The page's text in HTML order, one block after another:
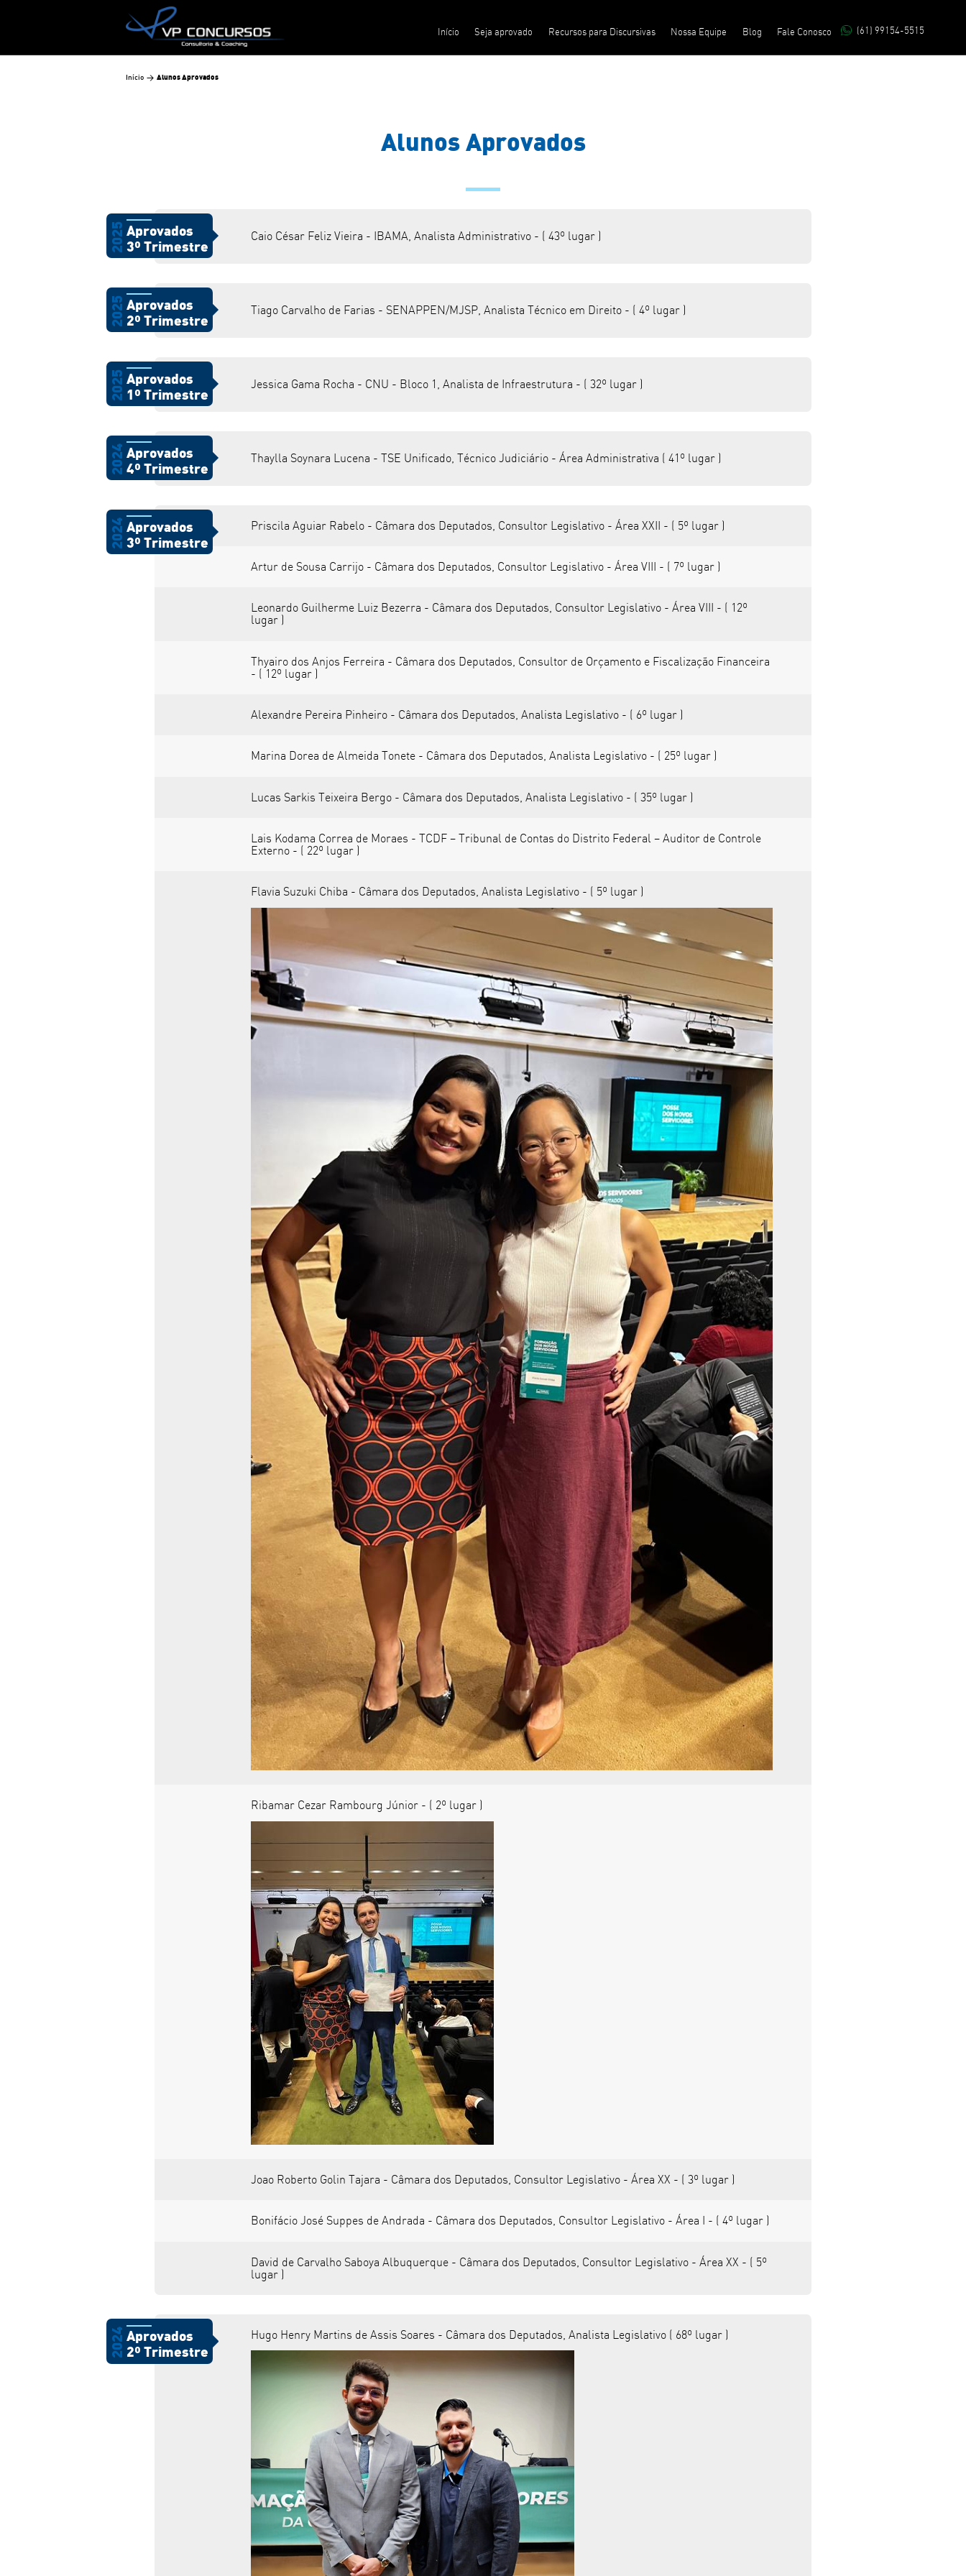
(61) 99154-5515
Início Seja aprovado Recursos para Discursivas Nossa Equipe Blog Fale Conosco
Início > Alunos Aprovados
Alunos Aprovados
2025 Aprovados
3º Trimestre
Caio César Feliz Vieira - IBAMA, Analista Administrativo - ( 43º lugar )
2025 Aprovados
2º Trimestre
Tiago Carvalho de Farias - SENAPPEN/MJSP, Analista Técnico em Direito - ( 4º lugar )
2025 Aprovados
1º Trimestre
Jessica Gama Rocha - CNU - Bloco 1, Analista de Infraestrutura - ( 32º lugar )
2024 Aprovados
4º Trimestre
Thaylla Soynara Lucena - TSE Unificado, Técnico Judiciário - Área Administrativa ( 41º lugar )
2024 Aprovados
3º Trimestre
Priscila Aguiar Rabelo - Câmara dos Deputados, Consultor Legislativo - Área XXII - ( 5º lugar )
Artur de Sousa Carrijo - Câmara dos Deputados, Consultor Legislativo - Área VIII - ( 7º lugar )
Leonardo Guilherme Luiz Bezerra - Câmara dos Deputados, Consultor Legislativo - Área VIII - ( 12º
lugar )
Thyairo dos Anjos Ferreira - Câmara dos Deputados, Consultor de Orçamento e Fiscalização Financeira
- ( 12º lugar )
Alexandre Pereira Pinheiro - Câmara dos Deputados, Analista Legislativo - ( 6º lugar )
Marina Dorea de Almeida Tonete - Câmara dos Deputados, Analista Legislativo - ( 25º lugar )
Lucas Sarkis Teixeira Bergo - Câmara dos Deputados, Analista Legislativo - ( 35º lugar )
Lais Kodama Correa de Moraes - TCDF – Tribunal de Contas do Distrito Federal – Auditor de Controle
Externo - ( 22º lugar )
Flavia Suzuki Chiba - Câmara dos Deputados, Analista Legislativo - ( 5º lugar )
Ribamar Cezar Rambourg Júnior - ( 2º lugar )
Joao Roberto Golin Tajara - Câmara dos Deputados, Consultor Legislativo - Área XX - ( 3º lugar )
Bonifácio José Suppes de Andrada - Câmara dos Deputados, Consultor Legislativo - Área I - ( 4º lugar )
David de Carvalho Saboya Albuquerque - Câmara dos Deputados, Consultor Legislativo - Área XX - ( 5º
lugar )
2024 Aprovados
2º Trimestre
Hugo Henry Martins de Assis Soares - Câmara dos Deputados, Analista Legislativo ( 68º lugar )